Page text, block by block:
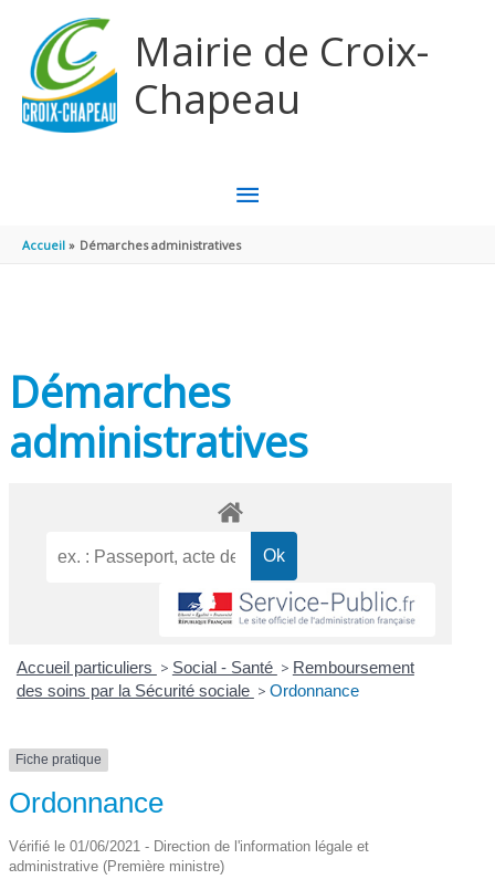
Mairie de Croix-
Chapeau
MENU
PRINCIPAL
Accueil Démarches administratives
Démarches
administratives
Accueil particuliers > Social - Santé > Remboursement
des soins par la Sécurité sociale > Ordonnance
Fiche pratique
Ordonnance
Vérifié le 01/06/2021 - Direction de l'information légale et
administrative (Première ministre)